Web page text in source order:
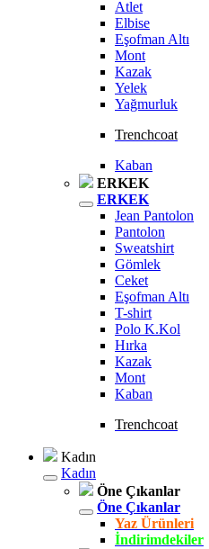
Atlet
Elbise
Eşofman Altı
Mont
Kazak
Yelek
Yağmurluk
Trenchcoat
Kaban
ERKEK
ERKEK
Jean Pantolon
Pantolon
Sweatshirt
Gömlek
Ceket
Eşofman Altı
T-shirt
Polo K.Kol
Hırka
Kazak
Mont
Kaban
Trenchcoat
Kadın
Kadın
Öne Çıkanlar
Öne Çıkanlar
Yaz Ürünleri
İndirimdekiler